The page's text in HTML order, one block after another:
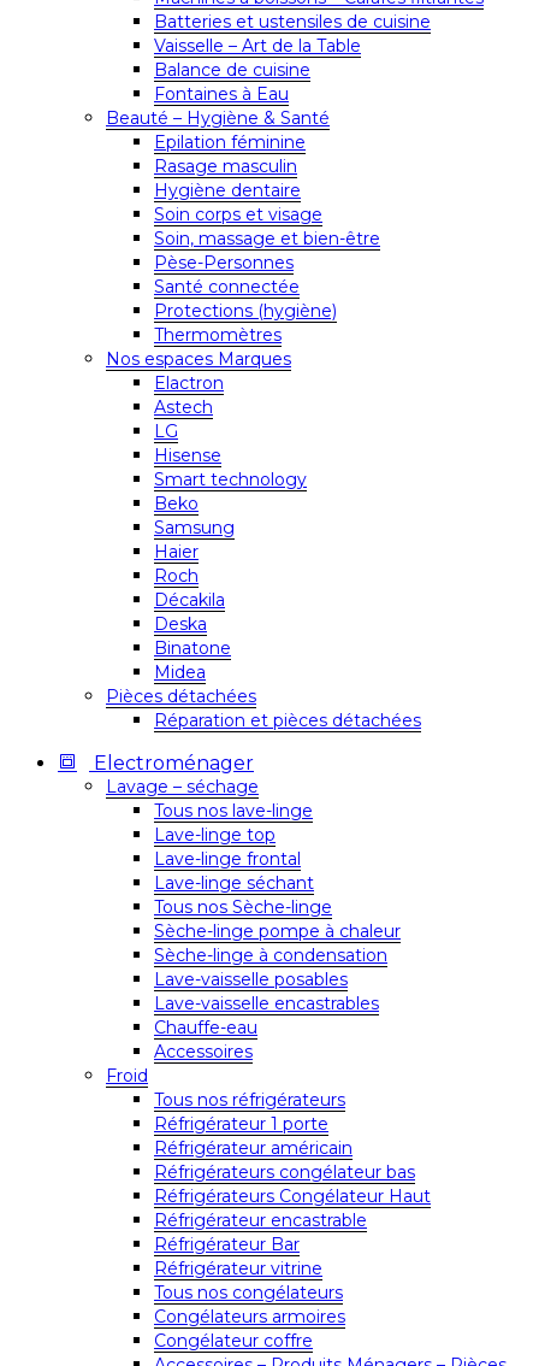
Batteries et ustensiles de cuisine
Vaisselle – Art de la Table
Balance de cuisine
Fontaines à Eau
Beauté – Hygiène & Santé
Epilation féminine
Rasage masculin
Hygiène dentaire
Soin corps et visage
Soin, massage et bien-être
Pèse-Personnes
Santé connectée
Protections (hygiène)
Thermomètres
Nos espaces Marques
Elactron
Astech
LG
Hisense
Smart technology
Beko
Samsung
Haier
Roch
Décakila
Deska
Binatone
Midea
Pièces détachées
Réparation et pièces détachées
Electroménager
Lavage – séchage
Tous nos lave-linge
Lave-linge top
Lave-linge frontal
Lave-linge séchant
Tous nos Sèche-linge
Sèche-linge pompe à chaleur
Sèche-linge à condensation
Lave-vaisselle posables
Lave-vaisselle encastrables
Chauffe-eau
Accessoires
Froid
Tous nos réfrigérateurs
Réfrigérateur 1 porte
Réfrigérateur américain
Réfrigérateurs congélateur bas
Réfrigérateurs Congélateur Haut
Réfrigérateur encastrable
Réfrigérateur Bar
Réfrigérateur vitrine
Tous nos congélateurs
Congélateurs armoires
Congélateur coffre